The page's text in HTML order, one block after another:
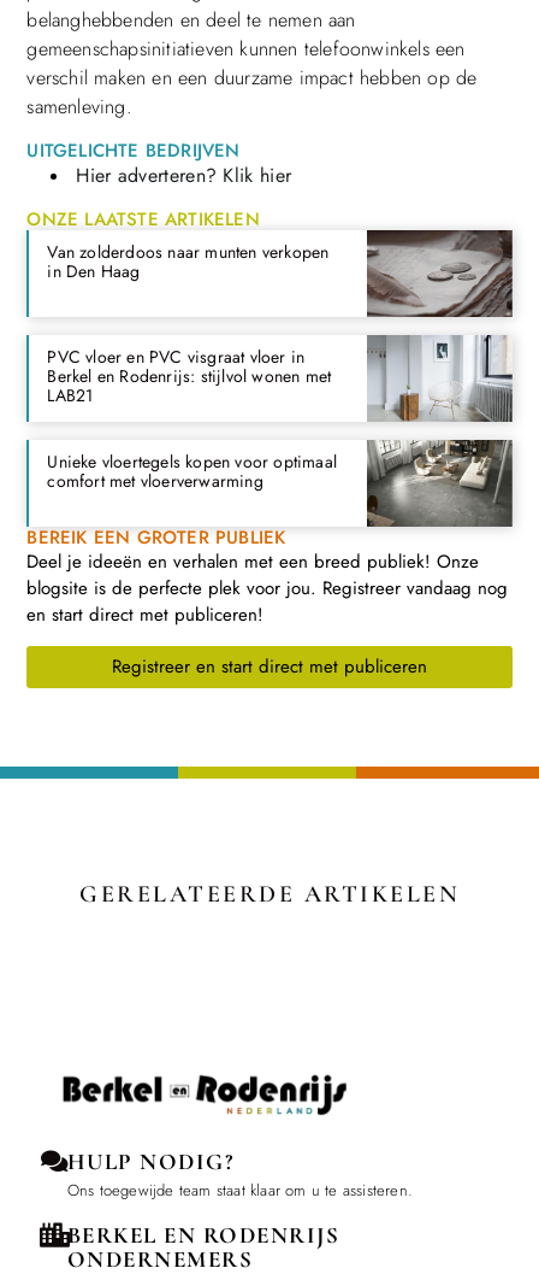
belanghebbenden en deel te nemen aan
gemeenschapsinitiatieven kunnen telefoonwinkels een
verschil maken en een duurzame impact hebben op de
samenleving.
UITGELICHTE BEDRIJVEN
Hier adverteren? Klik hier
ONZE LAATSTE ARTIKELEN
Van zolderdoos naar munten verkopen
in Den Haag
PVC vloer en PVC visgraat vloer in
Berkel en Rodenrijs: stijlvol wonen met
LAB21
Unieke vloertegels kopen voor optimaal
comfort met vloerverwarming
BEREIK EEN GROTER PUBLIEK
Deel je ideeën en verhalen met een breed publiek! Onze
blogsite is de perfecte plek voor jou. Registreer vandaag nog
en start direct met publiceren!
Registreer en start direct met publiceren
GERELATEERDE ARTIKELEN
HULP NODIG?
Ons toegewijde team staat klaar om u te assisteren.
BERKEL EN RODENRIJS
ONDERNEMERS